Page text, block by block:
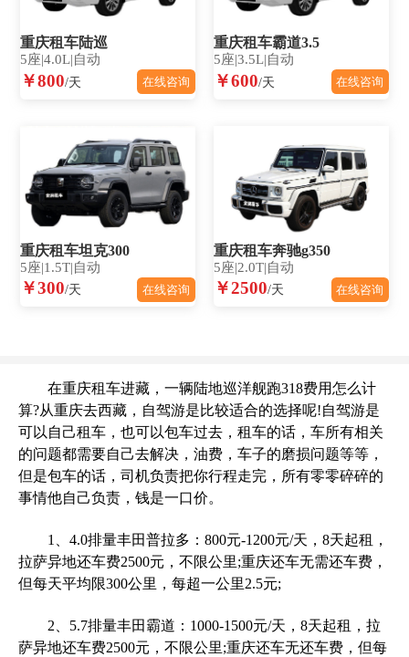
重庆租车陆巡
5座|4.0L|自动
￥800/天 在线咨询
重庆租车霸道3.5
5座|3.5L|自动
￥600/天 在线咨询
重庆租车坦克300
5座|1.5T|自动
￥300/天 在线咨询
重庆租车奔驰g350
5座|2.0T|自动
￥2500/天 在线咨询
在重庆租车进藏，一辆陆地巡洋舰跑318费用怎么计
算?从重庆去西藏，自驾游是比较适合的选择呢!自驾游是
可以自己租车，也可以包车过去，租车的话，车所有相关
的问题都需要自己去解决，油费，车子的磨损问题等等，
但是包车的话，司机负责把你行程走完，所有零零碎碎的
事情他自己负责，钱是一口价。
1、4.0排量丰田普拉多：800元-1200元/天，8天起租，
拉萨异地还车费2500元，不限公里;重庆还车无需还车费，
但每天平均限300公里，每超一公里2.5元;
2、5.7排量丰田霸道：1000-1500元/天，8天起租，拉
萨异地还车费2500元，不限公里;重庆还车无还车费，但每